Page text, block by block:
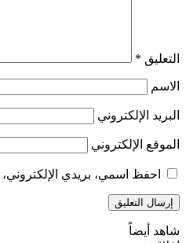
التعليق *
الاسم
البريد الإلكتروني
الموقع الإلكتروني
احفظ اسمي، بريدي
شاهد أيضاً